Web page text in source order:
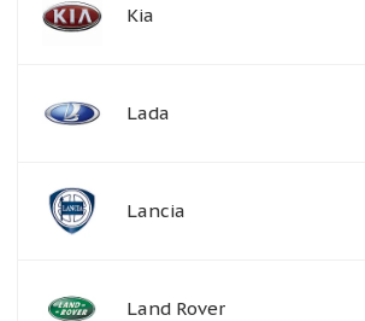
Kia
Lada
Lancia
Land Rover